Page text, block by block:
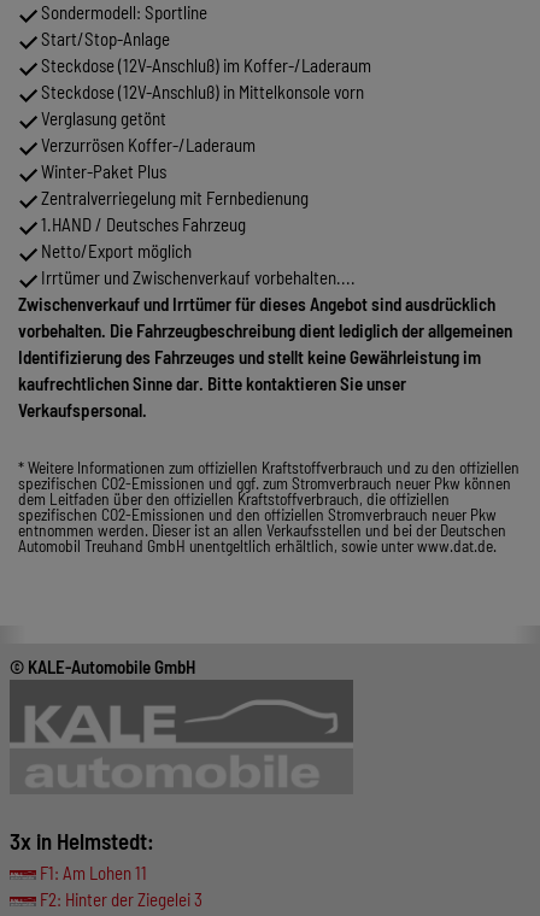
Sondermodell: Sportline
Start/Stop-Anlage
Steckdose (12V-Anschluß) im Koffer-/Laderaum
Steckdose (12V-Anschluß) in Mittelkonsole vorn
Verglasung getönt
Verzurrösen Koffer-/Laderaum
Winter-Paket Plus
Zentralverriegelung mit Fernbedienung
1.HAND / Deutsches Fahrzeug
Netto/Export möglich
Irrtümer und Zwischenverkauf vorbehalten....
Zwischenverkauf und Irrtümer für dieses Angebot sind ausdrücklich
vorbehalten. Die Fahrzeugbeschreibung dient lediglich der allgemeinen
Identifizierung des Fahrzeuges und stellt keine Gewährleistung im
kaufrechtlichen Sinne dar. Bitte kontaktieren Sie unser
Verkaufspersonal.
* Weitere Informationen zum offiziellen Kraftstoffverbrauch und zu den offiziellen
spezifischen CO2-Emissionen und ggf. zum Stromverbrauch neuer Pkw können
dem Leitfaden über den offiziellen Kraftstoffverbrauch, die offiziellen
spezifischen CO2-Emissionen und den offiziellen Stromverbrauch neuer Pkw
entnommen werden. Dieser ist an allen Verkaufsstellen und bei der Deutschen
Automobil Treuhand GmbH unentgeltlich erhältlich, sowie unter www.dat.de.
© KALE-Automobile GmbH
3x in Helmstedt:
F1: Am Lohen 11
F2: Hinter der Ziegelei 3